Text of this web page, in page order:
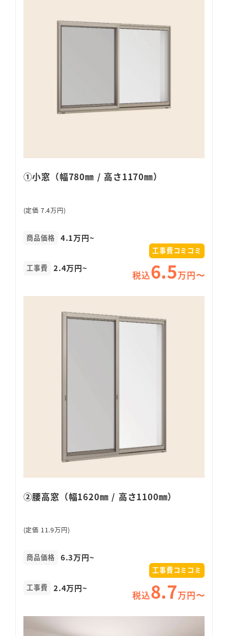
①小窓（幅780㎜ / 高さ1170㎜）
(定価 7.4万円)
商品価格 4.1万円~
工事費 2.4万円~
工事費コミコミ
税込6.5万円〜
②腰高窓（幅1620㎜ / 高さ1100㎜）
(定価 11.9万円)
商品価格 6.3万円~
工事費 2.4万円~
工事費コミコミ
税込8.7万円〜